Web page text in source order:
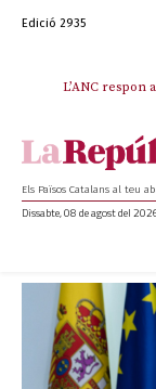
Edició 2935
L’ANC respon
Els Països Catalans al teu
Dissabte, 08 de agost del